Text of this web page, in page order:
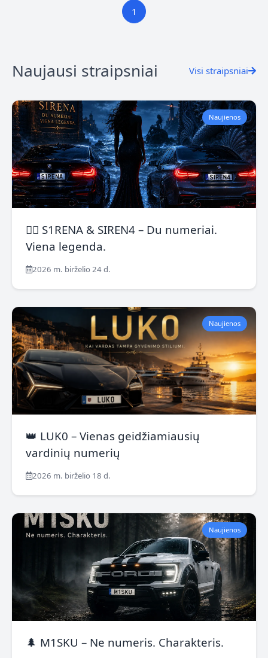
1
Naujausi straipsniai Visi straipsniai
Naujienos
🧜‍♀️ S1RENA & SIREN4 – Du numeriai.
Viena legenda.
2026 m. birželio 24 d.
Naujienos
👑 LUK0 – Vienas geidžiamiausių
vardinių numerių
2026 m. birželio 18 d.
Naujienos
🌲 M1SKU – Ne numeris. Charakteris.